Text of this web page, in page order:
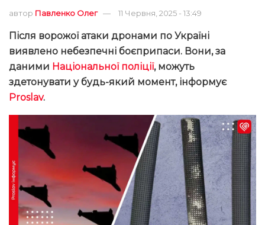
автор Павленко Олег 11 Червня, 2025 - 13:49
Після ворожої атаки дронами по Україні
виявлено небезпечні боєприпаси. Вони, за
даними Національної поліції, можуть
здетонувати у будь-який момент, інформує
Proslav.